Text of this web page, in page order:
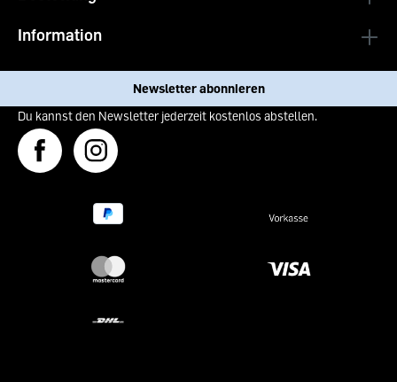
Information
Newsletter abonnieren
Du kannst den Newsletter jederzeit kostenlos abstellen.